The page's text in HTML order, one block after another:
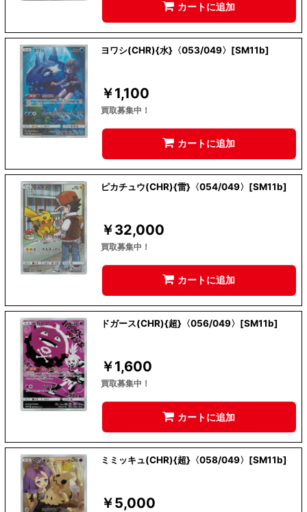
カートに追加
ヨワシ(CHR){水}〈053/049〉[SM11b]
￥1,100
買取募集中！
カートに追加
ピカチュウ(CHR){雷}〈054/049〉[SM11b]
￥32,000
買取募集中！
カートに追加
ドガース(CHR){超}〈056/049〉[SM11b]
￥1,600
買取募集中！
カートに追加
ミミッキュ(CHR){超}〈058/049〉[SM11b]
￥5,000